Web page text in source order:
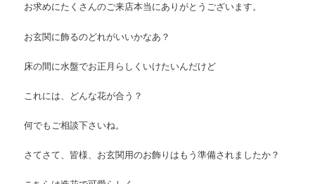
お求めにたくさんのご来店本当にありがとうございます。
お玄関に飾るのどれがいいかなあ？
床の間に水盤でお正月らしくいけたいんだけど
これには、どんな花が合う？
何でもご相談下さいね。
さてさて、皆様、お玄関用のお飾りはもう準備されましたか？